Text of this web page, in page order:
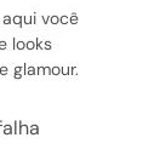
você
looks
glamour.